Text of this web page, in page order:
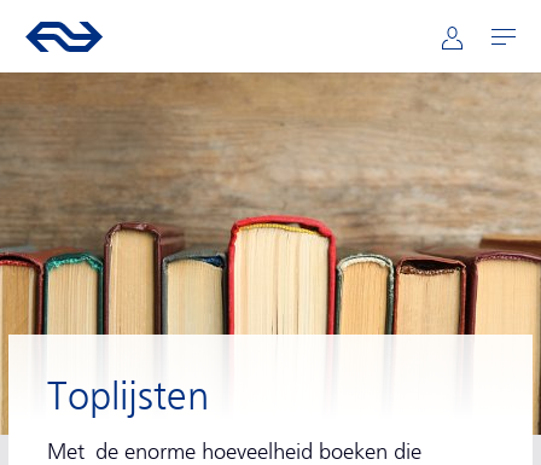
Hoofdnavigatie
Ga naar de homepage van ns.nl Mijn NS
Openen
Toplijsten
Met de enorme hoeveelheid boeken die